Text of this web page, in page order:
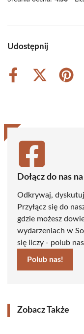
Udostępnij
Share
Share
(Twitter)
Share
Dołącz do nas
Odkrywaj,
Przyłącz się do
gdzie możesz
wydarzeniach w
się liczy - polub
Polub nas!
Zobacz Także